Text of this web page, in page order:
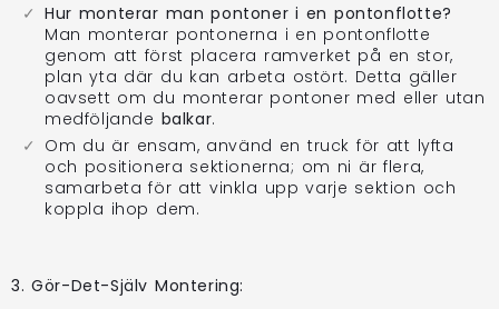
Hur monterar man pontoner i en pontonflotte?
Man monterar pontonerna i en pontonflotte
genom att först placera ramverket på en stor,
plan yta där du kan arbeta ostört. Detta gäller
oavsett om du monterar pontoner med eller utan
medföljande balkar.
Om du är ensam, använd en truck för att lyfta
och positionera sektionerna; om ni är flera,
samarbeta för att vinkla upp varje sektion och
koppla ihop dem.
3. Gör-Det-Själv Montering: